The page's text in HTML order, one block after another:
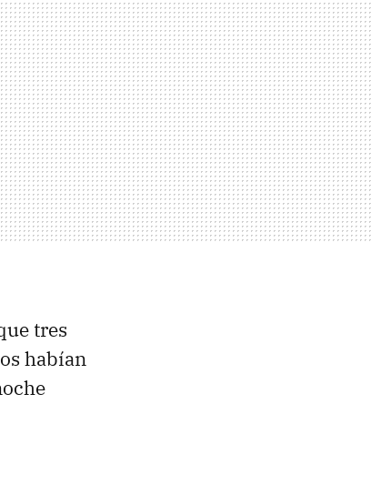
tres
habían